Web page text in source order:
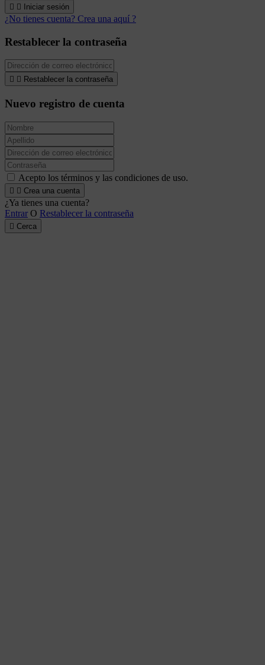
  Iniciar sesión
¿No tienes cuenta? Crea una aquí ?
Restablecer la contraseña
  Restablecer la contraseña
Nuevo registro de cuenta
Acepto los términos y las condiciones de uso.
  Crea una cuenta
¿Ya tienes una cuenta?
Entrar O Restablecer la contraseña
 Cerca